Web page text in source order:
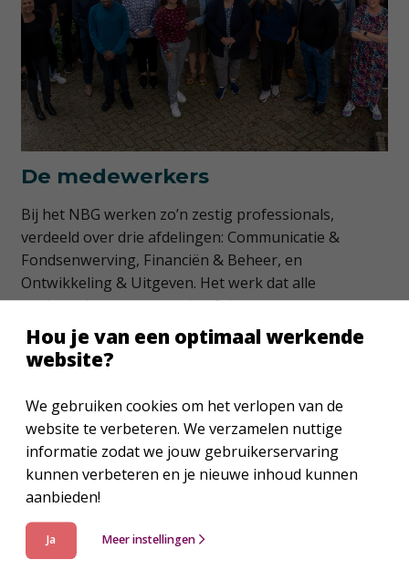
De medewerkers
Bij het NBG werken zo’n zestig professionals,
verdeeld over drie afdelingen: Communicatie &
Fondsenwerving, Financiën & Beheer, en
Ontwikkeling & Uitgeven. Het werk dat alle
medewerkers verzetten heeft impact voor
Nederland, Vlaanderen en wereldwijd.
Hou je van een optimaal werkende
website?
We gebruiken cookies om het verlopen van de
website te verbeteren. We verzamelen nuttige
informatie zodat we jouw gebruikerservaring
kunnen verbeteren en je nieuwe inhoud kunnen
aanbieden!
Ja Meer instellingen